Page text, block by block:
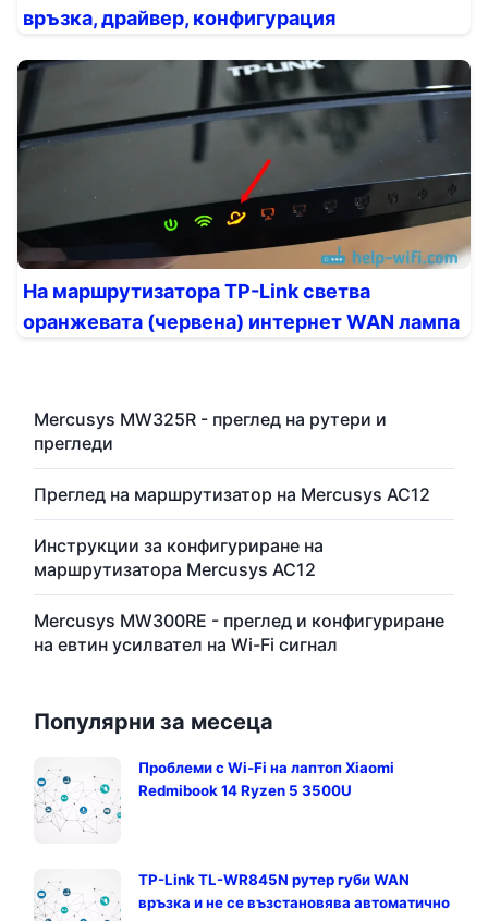
връзка, драйвер, конфигурация
На маршрутизатора TP-Link светва
оранжевата (червена) интернет WAN лампа
Mercusys MW325R - преглед на рутери и
прегледи
Преглед на маршрутизатор на Mercusys AC12
Инструкции за конфигуриране на
маршрутизатора Mercusys AC12
Mercusys MW300RE - преглед и конфигуриране
на евтин усилвател на Wi-Fi сигнал
Популярни за месеца
Проблеми с Wi-Fi на лаптоп Xiaomi
Redmibook 14 Ryzen 5 3500U
TP-Link TL-WR845N рутер губи WAN
връзка и не се възстановява автоматично